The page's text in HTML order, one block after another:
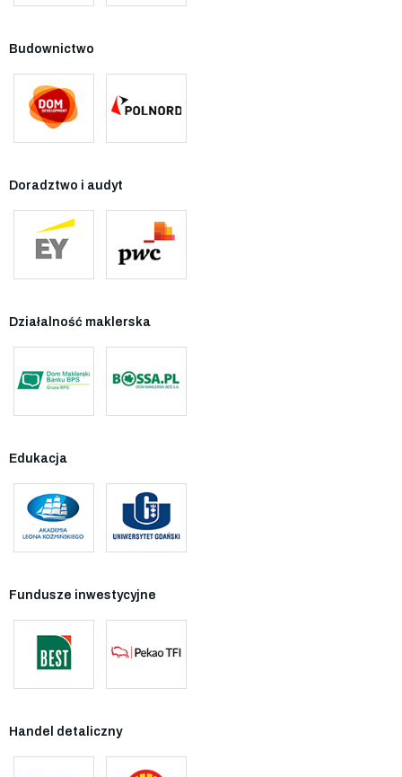
Budownictwo
Doradztwo i audyt
Działalność maklerska
Edukacja
Fundusze inwestycyjne
Handel detaliczny